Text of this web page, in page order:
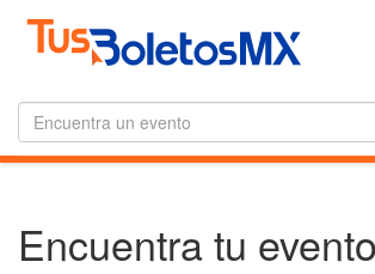
Encuentra tu evento